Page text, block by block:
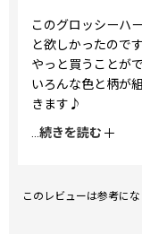
このグロッシーハ
と欲しかったのです
やっと買うことが
いろんな色と柄が
きます♪
二つ折りですが、
あまりカードを持
続きを読む
このレビューは参考に